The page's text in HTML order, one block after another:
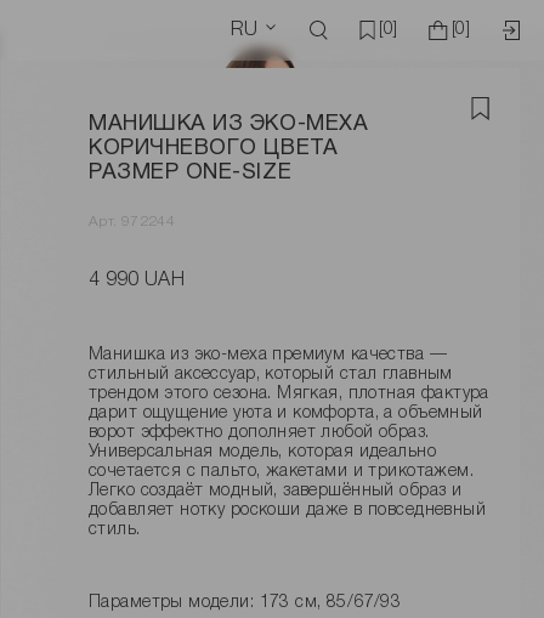
RU [0] [0]
МАНИШКА ИЗ ЭКО-МЕХА
КОРИЧНЕВОГО ЦВЕТА
РАЗМЕР ONE-SIZE
Арт. 972244
4 990 UAH
Манишка из эко-меха премиум качества —
стильный аксессуар, который стал главным
трендом этого сезона. Мягкая, плотная фактура
дарит ощущение уюта и комфорта, а объемный
ворот эффектно дополняет любой образ.
Универсальная модель, которая идеально
сочетается с пальто, жакетами и трикотажем.
Легко создаёт модный, завершённый образ и
добавляет нотку роскоши даже в повседневный
стиль.
Параметры модели: 173 см, 85/67/93